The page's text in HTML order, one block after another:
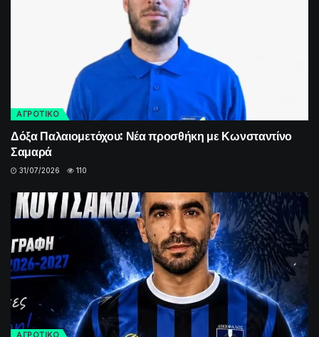
ΑΓΡΟΤΙΚΟ
Δόξα Παλαιομετόχου: Νέα προσθήκη με Κωνσταντίνο
Σαμαρά
31/07/2026 110
ΑΓΡΟΤΙΚΟ